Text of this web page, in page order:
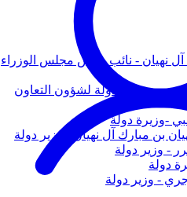
آل نهيان - نائب رئيس مجلس الوزراء
- وزيرة دولة لشؤون التعاون
-وزيرة دولة
بن مبارك آل نهيان - وزير دولة
- وزير دولة
دولة
- وزير دولة